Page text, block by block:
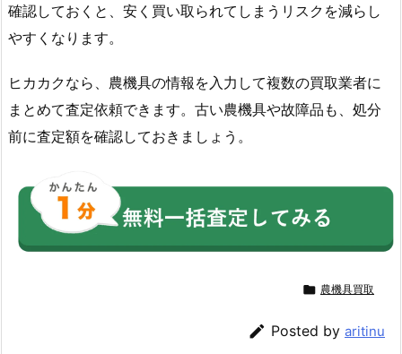
確認しておくと、安く買い取られてしまうリスクを減らし
やすくなります。
ヒカカクなら、農機具の情報を入力して複数の買取業者に
まとめて査定依頼できます。古い農機具や故障品も、処分
前に査定額を確認しておきましょう。
 農機具買取
 Posted by aritinu